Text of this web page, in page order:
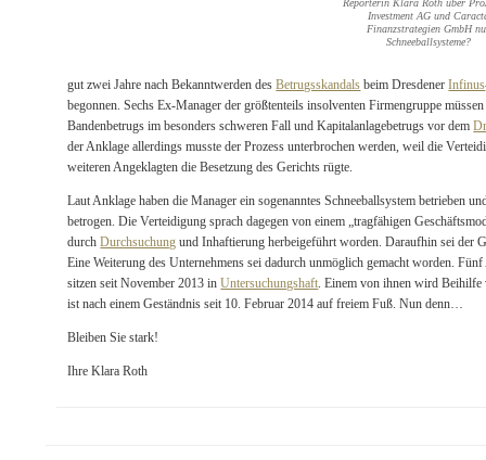
Reporterin Klara Roth über
Investment AG und
Finanzstrategien GmbH
Schneeballsysteme?
gut zwei Jahre nach Bekanntwerden desBetrugsskandals beim DresdenerInfinus
begonnen. Sechs Ex-Manager der größtenteils insolventen Firmengruppe
Bandenbetrugs im besonders schweren Fall und Kapitalanlagebetrugs vor dem
der Anklage allerdings musste der Prozess unterbrochen werden, weil die
weiteren Angeklagten die Besetzung des Gerichts rügte.
Laut Anklage haben die Manager ein sogenanntes Schneeballsystem betrieben
betrogen. Die Verteidigung sprach dagegen von einem „tragfähigen
durchDurchsuchung und Inhaftierung herbeigeführt worden. Daraufhin sei der
Eine Weiterung des Unternehmens sei dadurch unmöglich gemacht worden.
sitzen seit November 2013 inUntersuchungshaft. Einem von ihnen wird
ist nach einem Geständnis seit 10. Februar 2014 auf freiem Fuß. Nun denn…
Bleiben Sie stark!
Ihre Klara Roth